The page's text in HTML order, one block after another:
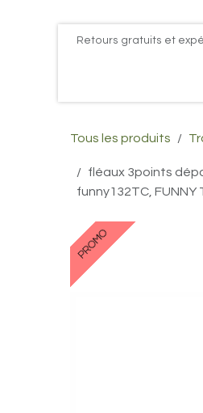
Se rendre au contenuRetours gratuits et
Tous les produits
fléaux 3points
funny132TC, FUNNY
PROMO
PROMO